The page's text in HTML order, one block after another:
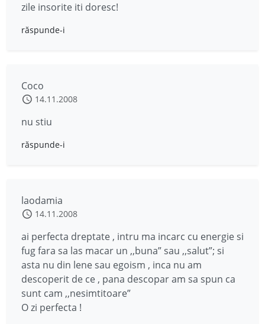
zile insorite iti doresc!
răspunde-i
Coco
14.11.2008
nu stiu
răspunde-i
laodamia
14.11.2008
ai perfecta dreptate , intru ma incarc cu energie si
fug fara sa las macar un ,,buna” sau ,,salut”; si
asta nu din lene sau egoism , inca nu am
descoperit de ce , pana descopar am sa spun ca
sunt cam ,,nesimtitoare”
O zi perfecta !